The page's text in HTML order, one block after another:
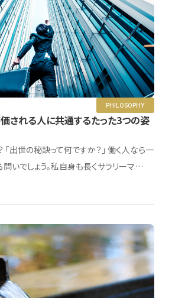
PHILOSOPHY
れる人に共通するたった3つの姿
出世の秘訣って何ですか？」 働く人なら一
いでしょう。私自身も長くサラリーマ…